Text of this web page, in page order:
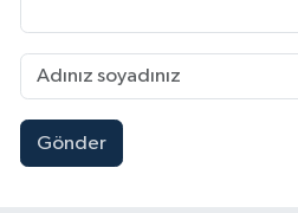
Gönder